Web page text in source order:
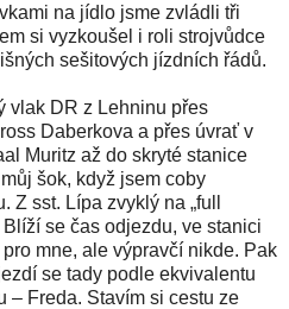
na jídlo jsme zvládli tři
si vyzkoušel i roli strojvůdce
sešitových jízdních řádů.
vlak DR z Lehninu přes
Daberkova a přes úvrať v
Muritz až do skryté stanice
šok, když jsem coby
sst. Lípa zvyklý na „full
Blíží se čas odjezdu, ve stanici
mne, ale výpravčí nikde. Pak
se tady podle ekvivalentu
– Freda. Stavím si cestu ze